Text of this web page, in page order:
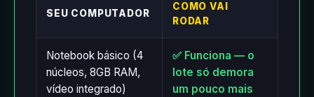
SEU COMPUTADOR
COMO VAI
RODAR
Notebook básico (4
núcleos, 8GB RAM,
vídeo integrado)
✅ Funciona — o
lote só demora
um pouco mais